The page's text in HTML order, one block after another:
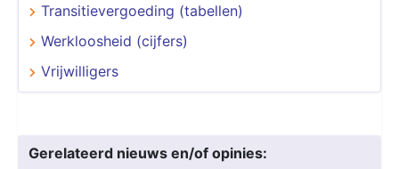
Transitievergoeding (tabellen)
Werkloosheid (cijfers)
Vrijwilligers
Gerelateerd nieuws en/of opinies: